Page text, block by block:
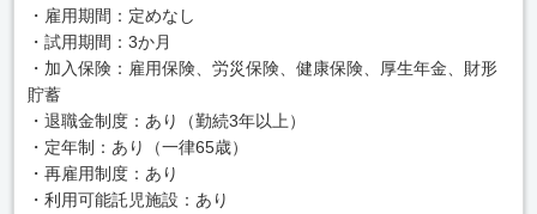
・雇用期間：定めなし
・試用期間：3か月
・加入保険：雇用保険、労災保険、健康保険、厚生年金、財形
貯蓄
・退職金制度：あり（勤続3年以上）
・定年制：あり（一律65歳）
・再雇用制度：あり
・利用可能託児施設：あり